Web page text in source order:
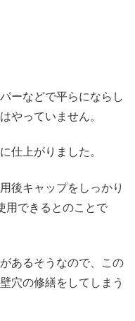
ーなどで平らにならし
やっていません。
仕上がりました。
後キャップをしっかり
用できるとのことで
あるそうなので、この
穴の修繕をしてしまう